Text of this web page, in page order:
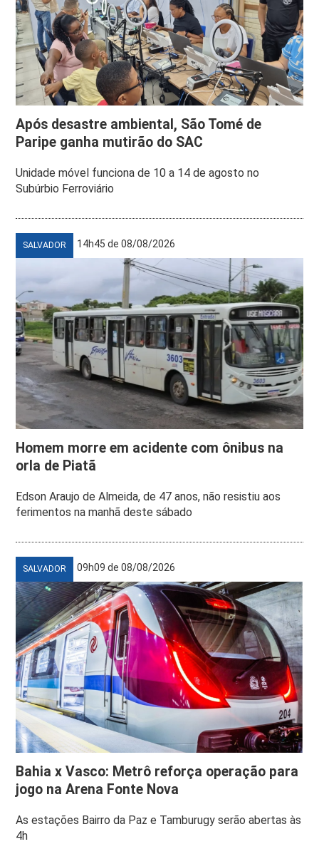
Após desastre ambiental, São Tomé de
Paripe ganha mutirão do SAC
Unidade móvel funciona de 10 a 14 de agosto no
Subúrbio Ferroviário
SALVADOR 14h45 de 08/08/2026
Homem morre em acidente com ônibus na
orla de Piatã
Edson Araujo de Almeida, de 47 anos, não resistiu aos
ferimentos na manhã deste sábado
SALVADOR 09h09 de 08/08/2026
Bahia x Vasco: Metrô reforça operação para
jogo na Arena Fonte Nova
As estações Bairro da Paz e Tamburugy serão abertas às
4h